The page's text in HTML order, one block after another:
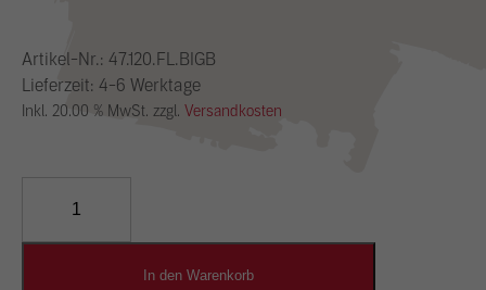
Artikel-Nr.: 47.120.FL.BIGB
Lieferzeit: 4-6 Werktage
Inkl. 20.00 % MwSt. zzgl. Versandkosten
Designputz
In den Warenkorb